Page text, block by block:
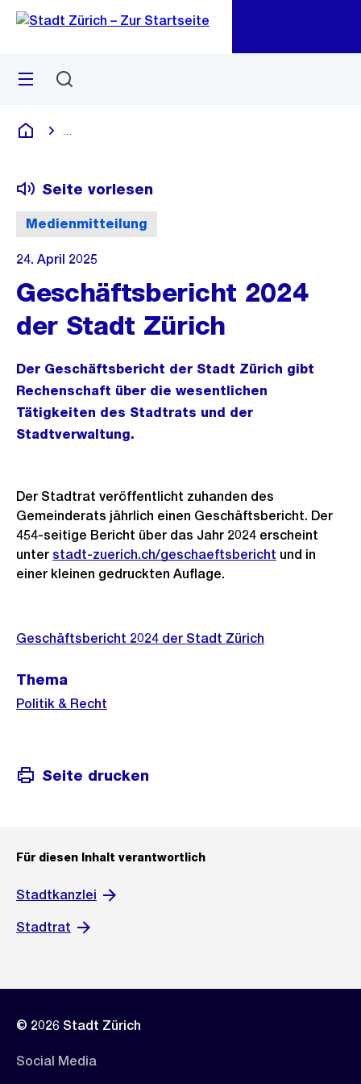
Navigation
Sprunglink
Menü
Deutsch
Medienmitteilung
Seite vorlesen
24. April 2025
Geschäftsbericht 2024
der Stadt Zürich
Der Geschäftsbericht der Stadt Zürich gibt
Rechenschaft über die wesentlichen
Tätigkeiten des Stadtrats und der
Stadtverwaltung.
Der Stadtrat veröffentlicht zuhanden des
Gemeinderats jährlich einen Geschäftsbericht. Der
454-seitige Bericht über das Jahr 2024 erscheint
unter stadt-zuerich.ch/geschaeftsbericht und in
einer kleinen gedruckten Auflage.
Weitere
Geschäftsbericht 2024 der Stadt Zürich
Thema
Politik & Recht
Seite drucken
Für diesen Inhalt verantwortlich
Stadtkanzlei
Stadtrat
© 2026 Stadt Zürich
Social Media